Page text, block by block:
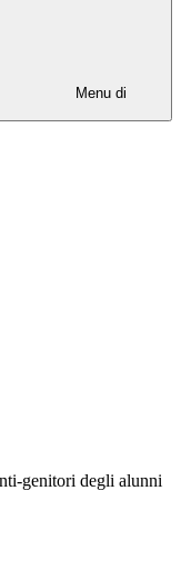
Menu di
genitori degli alunni